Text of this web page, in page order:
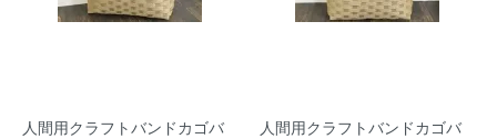
人間用クラフトバンドカゴバ
人間用クラフトバンドカゴバ